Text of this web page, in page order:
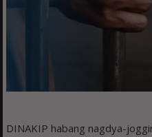
DINAKIP habang nagdya-